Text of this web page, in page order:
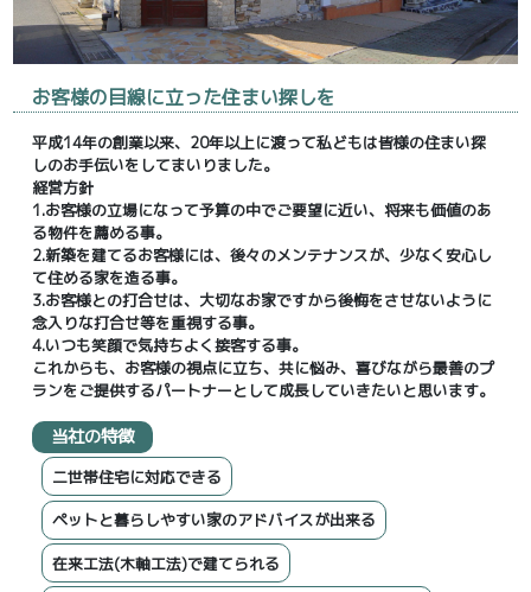
お客様の目線に立った住まい探しを
平成14年の創業以来、20年以上に渡って私どもは皆様の住まい探
しのお手伝いをしてまいりました。
経営方針
1.お客様の立場になって予算の中でご要望に近い、将来も価値のあ
る物件を薦める事。
2.新築を建てるお客様には、後々のメンテナンスが、少なく安心し
て住める家を造る事。
3.お客様との打合せは、大切なお家ですから後悔をさせないように
念入りな打合せ等を重視する事。
4.いつも笑顔で気持ちよく接客する事。
これからも、お客様の視点に立ち、共に悩み、喜びながら最善のプ
ランをご提供するパートナーとして成長していきたいと思います。
当社の特徴
二世帯住宅に対応できる
ペットと暮らしやすい家のアドバイスが出来る
在来工法(木軸工法)で建てられる